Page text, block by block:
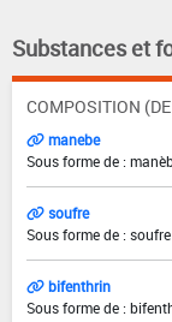
Substances et
COMPOSITION
manebe
Sous forme de :
soufre
Sous forme de :
bifenthrin
Sous forme de :